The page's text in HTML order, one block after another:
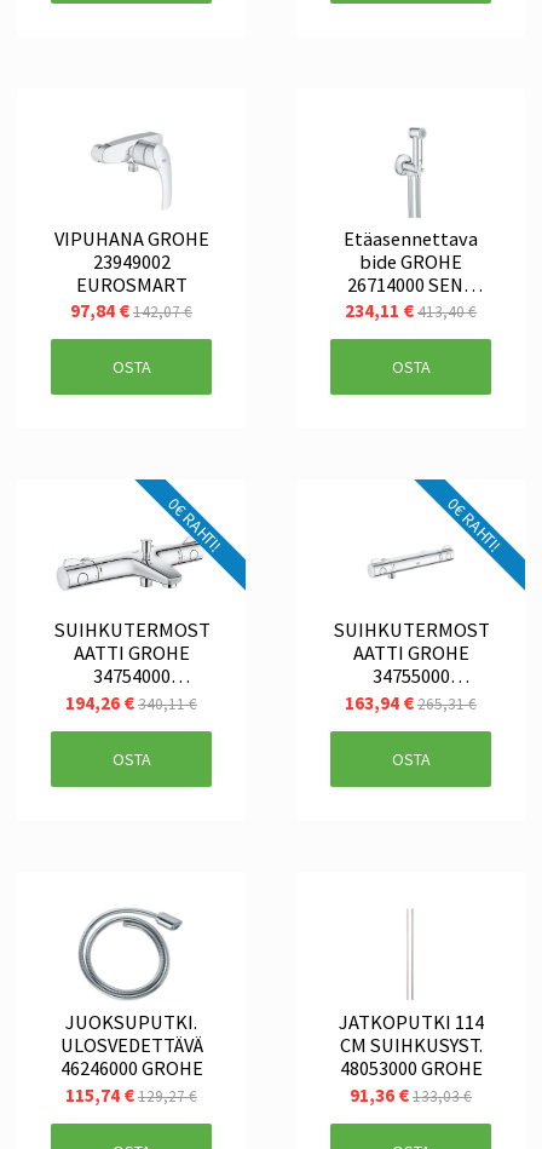
VIPUHANA GROHE
23949002
EUROSMART
97,84 €142,07 €
OSTA
Etäasennettava
bide GROHE
26714000 SENA
Trigger spray 35
234,11 €413,40 €
OSTA
0€ RAHTI!
SUIHKUTERMOST
AATTI GROHE
34754000
GROHTHERM 800
194,26 €340,11 €
OSTA
0€ RAHTI!
SUIHKUTERMOST
AATTI GROHE
34755000
GROHTHERM 800
163,94 €265,31 €
OSTA
JUOKSUPUTKI.
ULOSVEDETTÄVÄ
46246000 GROHE
115,74 €129,27 €
JATKOPUTKI 114
CM SUIHKUSYST.
48053000 GROHE
91,36 €133,03 €